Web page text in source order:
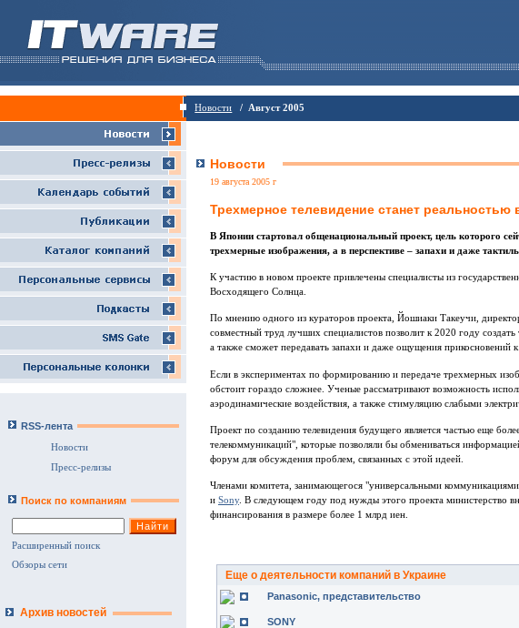
Новости / Август 2005
RSS-лента
Новости
Пресс-релизы
Поиск по компаниям
Расширенный поиск
Обзоры сети
Архив новостей
Новости
19 августа 2005 г
Трехмерное телевидение станет реальностью
В Японии стартовал общенациональный проект, цель которого
трехмерные изображения, а в перспективе – запахи и даже
К участию в новом проекте привлечены специалисты из
Восходящего Солнца.
По мнению одного из кураторов проекта, Йошиаки Такеучи,
совместный труд лучших специалистов позволит к 2020 году
а также сможет передавать запахи и даже ощущения прикосновений
Если в экспериментах по формированию и передаче трехмерных
обстоит гораздо сложнее. Ученые рассматривают возможность
аэродинамические воздействия, а также стимуляцию слабыми
Проект по созданию телевидения будущего является частью еще
телекоммуникаций", которые позволяли бы обмениваться
форум для обсуждения проблем, связанных с этой идеей.
Членами комитета, занимающегося "универсальными
и Sony. В следующем году под нужды этого проекта министерство
финансирования в размере более 1 млрд иен.
Еще о деятельности компаний в Украине
Panasonic, представительство
SONY